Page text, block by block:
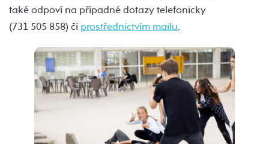
také odpoví na případné dotazy telefonicky
(731 505 858) či prostřednictvím mailu.